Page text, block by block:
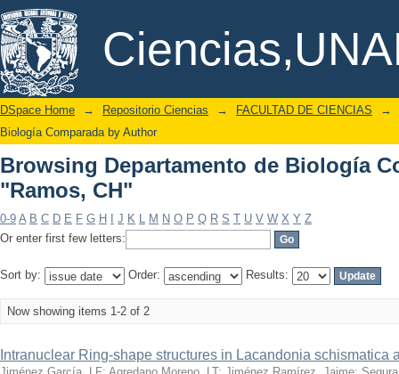
Browsing Departamento de Biología
DSpace/Manakin Repository
DSpace Home → Repositorio Ciencias → FACULTAD DE CIENCIAS
→
Biología Comparada by Author
Browsing Departamento de Biología
"Ramos, CH"
0-9 A B C D E F G H J K L M N O P Q R S T U V W X Y Z
Or enter first few letters:
Sort by: Order: Results:
Now showing items 1-2 of 2
Intranuclear Ring-shape structures in Lacandonia schismatica